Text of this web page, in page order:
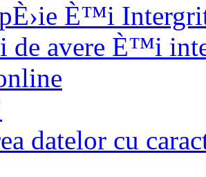
È™i
de avere È™i
datelor cu